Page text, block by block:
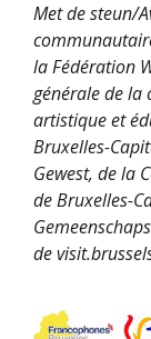
Met de steun/
la Fédération
générale de la
artistique et
Bruxelles-
Gewest, de la
de Bruxelles-
de